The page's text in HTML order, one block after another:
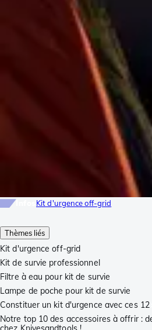
Thèmes liés
Kit d'urgence off-grid
Kit de survie professionnel
Filtre à eau pour kit de survie
Lampe de poche pour kit de survie
Constituer un kit d'urgence avec ces
Notre top 10 des accessoires à offrir :
Kit d'urgence off-grid